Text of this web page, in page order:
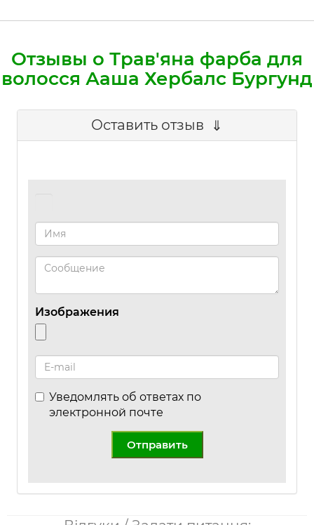
Отзывы о Трав'яна фарба для
волосся Ааша Хербалс Бургунд
Оставить отзыв
Изображения
Уведомлять об ответах по
электронной почте
Отправить